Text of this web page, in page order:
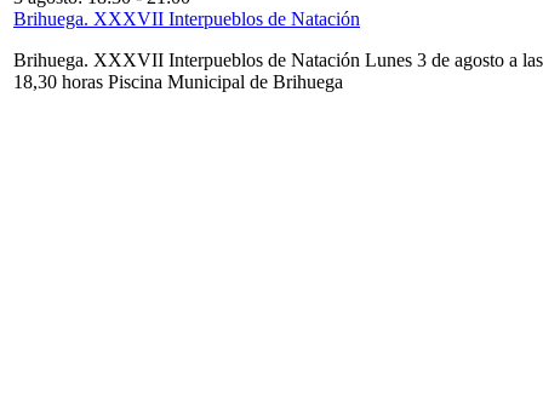
Brihuega. XXXVII Interpueblos de Natación
Brihuega. XXXVII Interpueblos de Natación Lunes 3 de agosto a las
18,30 horas Piscina Municipal de Brihuega